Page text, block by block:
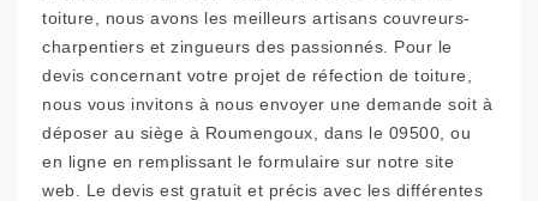
toiture, nous avons les meilleurs artisans couvreurs-
charpentiers et zingueurs des passionnés. Pour le
devis concernant votre projet de réfection de toiture,
nous vous invitons à nous envoyer une demande soit à
déposer au siège à Roumengoux, dans le 09500, ou
en ligne en remplissant le formulaire sur notre site
web. Le devis est gratuit et précis avec les différentes